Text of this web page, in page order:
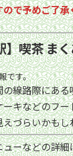
で予めご了承
】喫茶 ま
です。
線路際にある
キなどのフ
づらいかもし
ーなどの詳